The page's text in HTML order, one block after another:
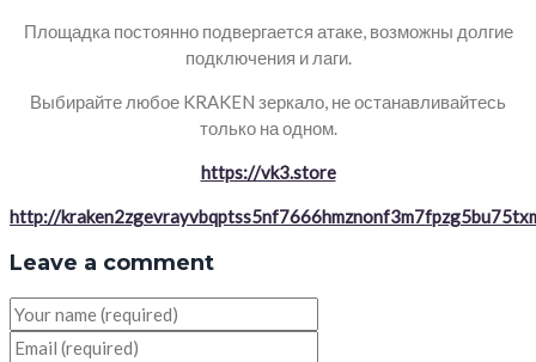
Площадка постоянно подвергается атаке, возможны долгие
подключения и лаги.
Выбирайте любое KRAKEN зеркало, не останавливайтесь
только на одном.
https://vk3.store
http://
Leave a comment